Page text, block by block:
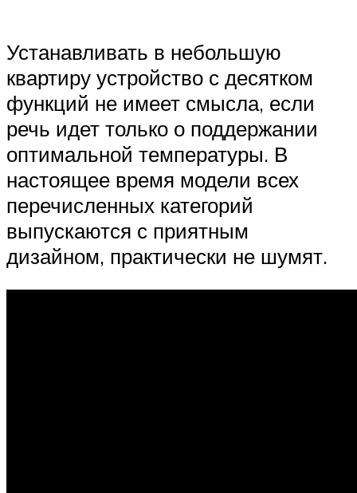
Устанавливать в небольшую
квартиру устройство с десятком
функций не имеет смысла, если
речь идет только о поддержании
оптимальной температуры. В
настоящее время модели всех
перечисленных категорий
выпускаются с приятным
дизайном, практически не шумят.